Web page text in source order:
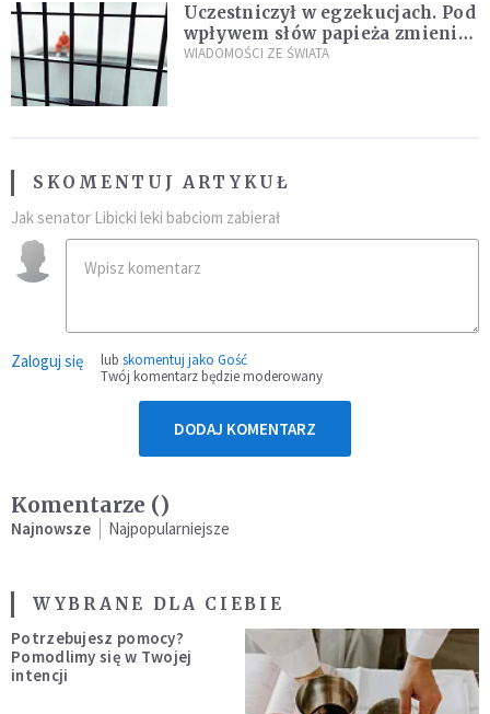
Uczestniczył w egzekucjach. Pod
wpływem słów papieża zmienił
zdanie
WIADOMOŚCI ZE ŚWIATA
SKOMENTUJ ARTYKUŁ
Jak senator Libicki leki babciom zabierał
Zaloguj się lub skomentuj jako Gość
Twój komentarz będzie moderowany
DODAJ KOMENTARZ
Komentarze ()
Najnowsze Najpopularniejsze
WYBRANE DLA CIEBIE
Potrzebujesz pomocy?
Pomodlimy się w Twojej
intencji